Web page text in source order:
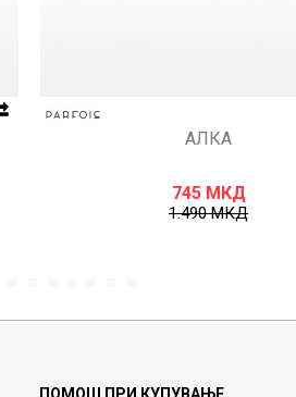
АЛКА
745 МКД
1.490МКД
ПОМОШ ПРИ КУПУВАЊЕ